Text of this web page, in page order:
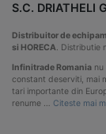
S.C. DRIATHELI
Distribuitor de
si HORECA. Distributie
Infinitrade Romania
constant deserviti, mai
tari importante din
renume … Citeste mai